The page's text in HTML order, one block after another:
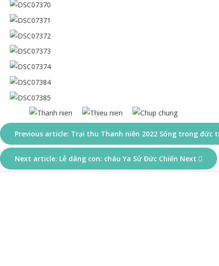
Previous article: Trại thu Thanh niên 2022 Sống trong đức
Next article: Lễ dâng con: cháu Ya Sử Đức Chiến Next